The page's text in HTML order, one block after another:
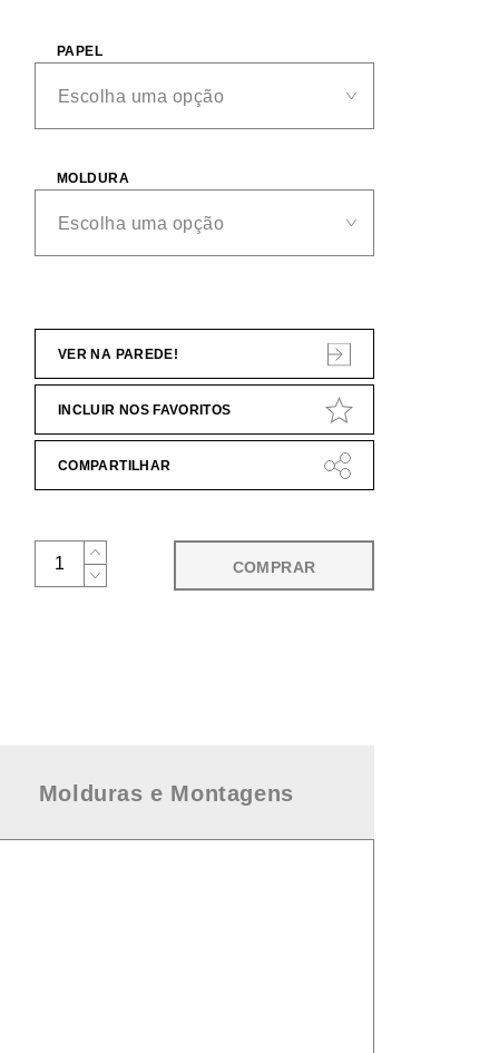
PAPEL
MOLDURA
VER NA PAREDE!
INCLUIR NOS FAVORITOS
COMPARTILHAR
COMPRAR
Molduras e Montagens